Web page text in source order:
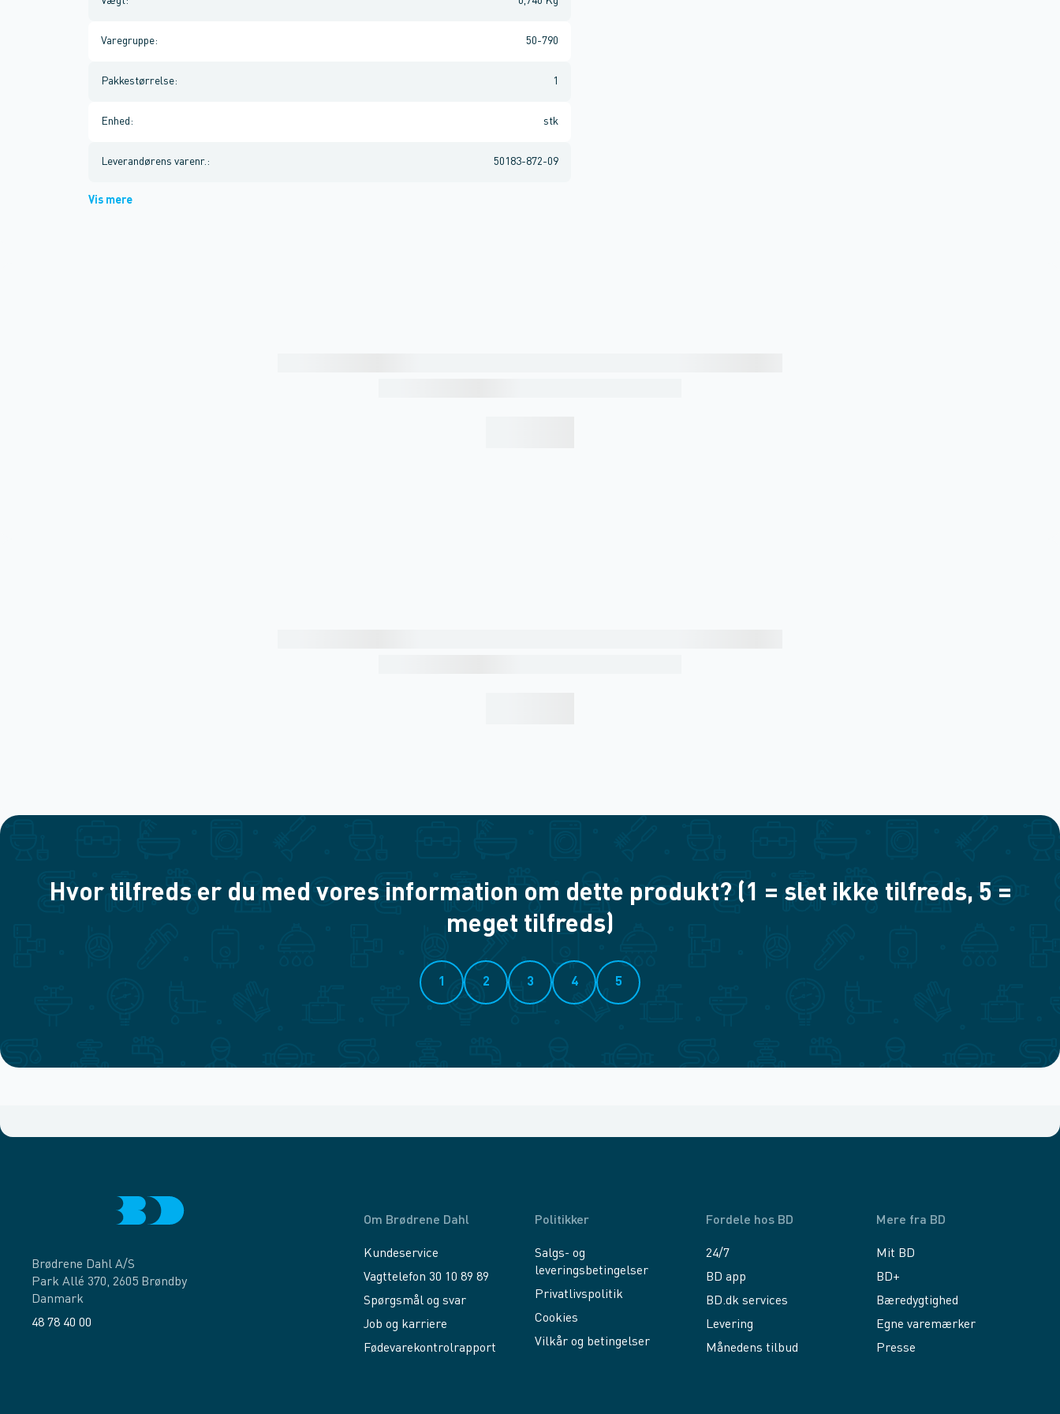
Varegruppe: 50-790
Pakkestørrelse: 1
Enhed : stk
Leverandørens varenr. : 50183-872-09
Vis mere
Hvor tilfreds er du med vores information om dette produkt? (1 = slet ikke tilfreds, 5 =
meget tilfreds)
1 2 3 4 5
Brødrene Dahl A/S
Park Allé 370, 2605 Brøndby
Danmark
48 78 40 00
Om Brødrene Dahl
Kundeservice
Vagttelefon 30 10 89 89
Spørgsmål og svar
Job og karriere
Fødevarekontrolrapport
Politikker
Salgs- og
leveringsbetingelser
Privatlivspolitik
Cookies
Vilkår og betingelser
Fordele hos BD
24/7
BD app
BD.dk services
Levering
Månedens tilbud
Mere fra BD
Mit BD
BD+
Bæredygtighed
Egne varemærker
Presse